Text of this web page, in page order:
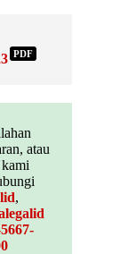
PDF
atau
,